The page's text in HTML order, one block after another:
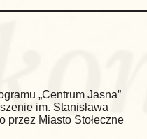
„Centrum Jasna”
im. Stanisława
przez Miasto Stołeczne